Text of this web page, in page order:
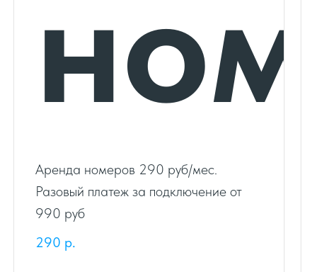
Аренда номеров 290 руб/мес.
Разовый платеж за подключение от
990 руб
290 р.